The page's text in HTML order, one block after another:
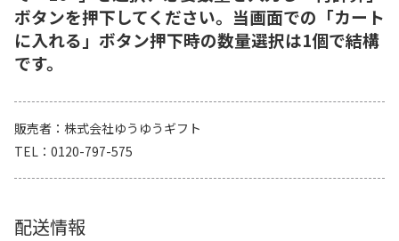
ボタンを押下してください。当画面での「カート
に入れる」ボタン押下時の数量選択は1個で結構
です。
販売者
株式会社ゆうゆうギフト
TEL
0120-797-575
配送情報